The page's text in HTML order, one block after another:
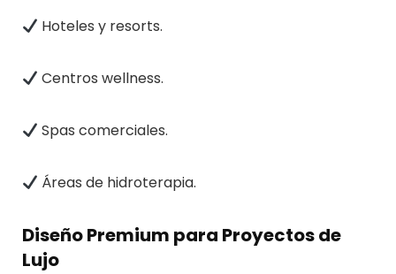
Hoteles y resorts.
Centros wellness.
Spas comerciales.
Áreas de hidroterapia.
Diseño Premium para Proyectos de
Lujo